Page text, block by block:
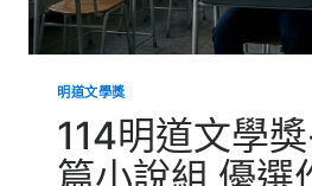
明道文學獎
114明道文學